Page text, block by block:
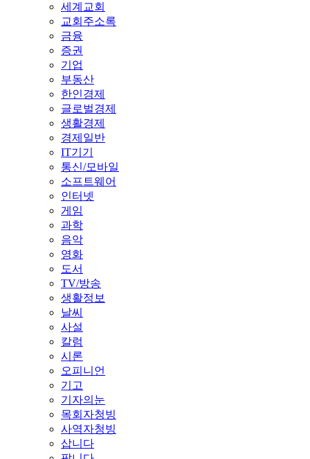
세계교회
교회주소록
금융
증권
기업
부동산
한인경제
글로벌경제
생활경제
경제일반
IT기기
통신/모바일
소프트웨어
인터넷
게임
과학
음악
영화
도서
TV/방송
생활정보
날씨
사설
칼럼
시론
오피니언
기고
기자의눈
목회자청빙
사역자청빙
삽니다